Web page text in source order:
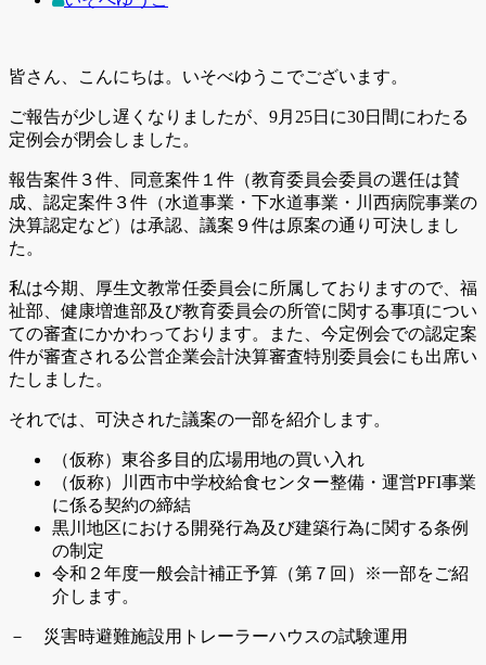
皆さん、こんにちは。いそべゆうこでございます。
ご報告が少し遅くなりましたが、9月25日に30日間にわたる
定例会が閉会しました。
報告案件３件、同意案件１件（教育委員会委員の選任は賛
成、認定案件３件（水道事業・下水道事業・川西病院事業の
決算認定など）は承認、議案９件は原案の通り可決しまし
た。
私は今期、厚生文教常任委員会に所属しておりますので、 福
祉部、健康増進部及び教育委員会の所管に関する事項につい
ての審査にかかわっております。また、 今定例会での認定案
件が審査される公営企業会計決算審査特別委員会にも出席い
たしました。
それでは、可決された議案の一部を紹介します。
（仮称）東谷多目的広場用地の買い入れ
（仮称）川西市中学校給食センター整備・運営PFI事業
に係る契約の締結
黒川地区における開発行為及び建築行為に関する条例
の制定
令和２年度一般会計補正予算（第７回）※一部をご紹
介します。
－ 災害時避難施設用トレーラーハウスの試験運用